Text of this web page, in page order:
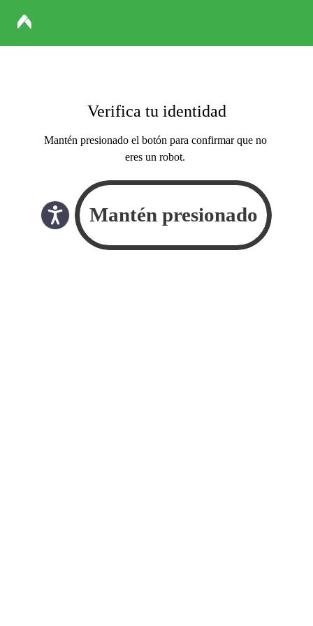
Verifica tu identidad
Mantén presionado el botón para confirmar que no
eres un robot.